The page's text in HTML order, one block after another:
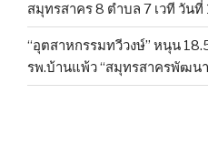
สมุทรสาคร 8 ตำบล 7 เวที วัน
“อุตสาหกรรมทวีวงษ์” หนุน
รพ.บ้านแพ้ว “สมุทรสาครพัฒนา